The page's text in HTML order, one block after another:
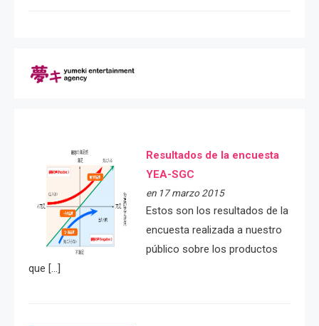
Resultados de la encuesta
YEA-SGC
en 17 marzo 2015
Estos son los resultados de la
encuesta realizada a nuestro
público sobre los productos
que […]